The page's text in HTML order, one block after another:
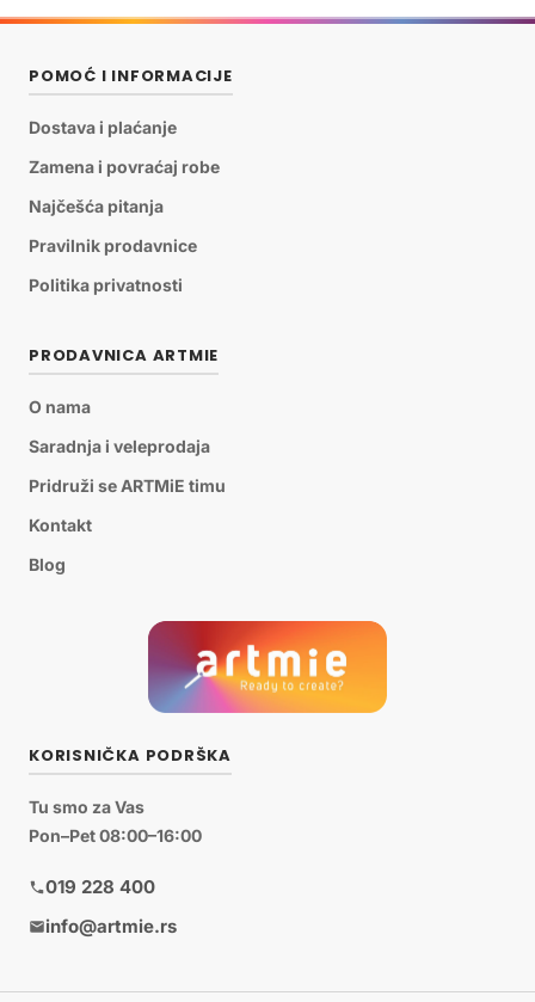
POMOĆ I INFORMACIJE
Dostava i plaćanje
Zamena i povraćaj robe
Najčešća pitanja
Pravilnik prodavnice
Politika privatnosti
PRODAVNICA ARTMIE
O nama
Saradnja i veleprodaja
Pridruži se ARTMiE timu
Kontakt
Blog
KORISNIČKA PODRŠKA
Tu smo za Vas
Pon–Pet 08:00–16:00
019 228 400
info@artmie.rs